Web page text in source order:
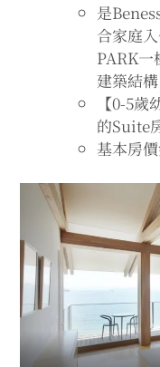
是
合家庭
PARK一
建築結
【0-5
的Suite
基本房